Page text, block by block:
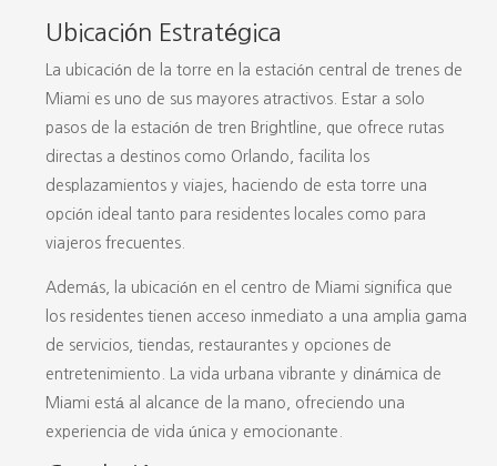
Ubicación Estratégica
La ubicación de la torre en la estación central de trenes de
Miami es uno de sus mayores atractivos. Estar a solo
pasos de la estación de tren Brightline, que ofrece rutas
directas a destinos como Orlando, facilita los
desplazamientos y viajes, haciendo de esta torre una
opción ideal tanto para residentes locales como para
viajeros frecuentes.
Además, la ubicación en el centro de Miami significa que
los residentes tienen acceso inmediato a una amplia gama
de servicios, tiendas, restaurantes y opciones de
entretenimiento. La vida urbana vibrante y dinámica de
Miami está al alcance de la mano, ofreciendo una
experiencia de vida única y emocionante.